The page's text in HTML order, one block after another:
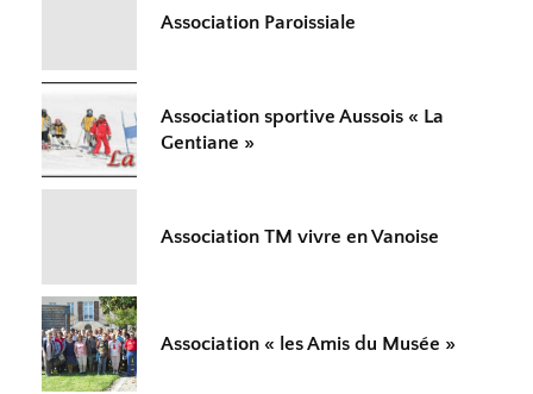
Association Paroissiale
Association sportive Aussois « La
Gentiane »
Association TM vivre en Vanoise
Association « les Amis du Musée »